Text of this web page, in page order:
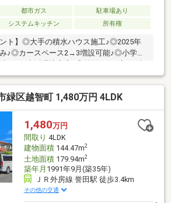
都市ガス
駐車場あり
システムキッチン 所有権
ント】◎大手の積水ハウス施工♪◎2025年
み♪◎カースペース2→3増設可能♪◎小学
】◎認定こども園鏡戸幼稚園…徒歩約24分
徒歩約10分◎千葉市立越智中学校…徒歩約
千葉越智店…徒歩約8分
緑区越智町 1,480万円 4LDK
1,480万円
間取り 4LDK
建物面積144.47m2
土地面積179.94m2
築年月 1991年9月(築35年)
ＪＲ外房線 誉田駅 徒歩3.4km
その他の交通